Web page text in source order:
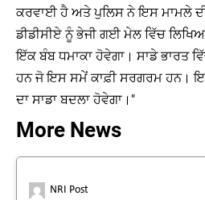
ਕਰਵਾਈ ਹੈ ਅਤੇ ਪੁਲਿਸ ਨੇ ਇਸ ਮਾਮਲੇ
ਡੀਡੀਸੀਏ ਨੂੰ ਭੇਜੀ ਗਈ ਮੇਲ ਵਿੱਚ
ਇੱਕ ਬੰਬ ਧਮਾਕਾ ਹੋਵੇਗਾ। ਸਾਡੇ ਭਾਰਤ
ਹਨ ਜੋ ਇਸ ਸਮੇਂ ਕਾਫ਼ੀ ਸਰਗਰਮ ਹਨ।
ਦਾ ਸਾਡਾ ਬਦਲਾ ਹੋਵੇਗਾ।"
More News
NRI Post